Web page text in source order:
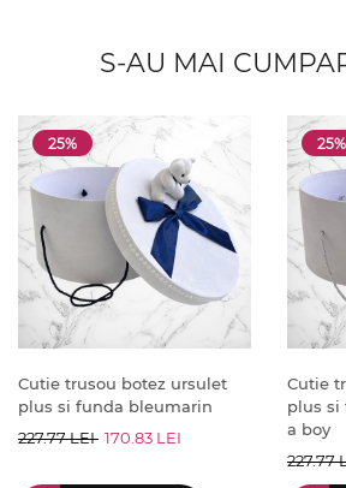
S-AU MAI
25%
Cutie trusou botez ursulet
plus si funda bleumarin
227.77 LEI 170.83 LEI
25%
Cutie
plus si
a boy
227.77